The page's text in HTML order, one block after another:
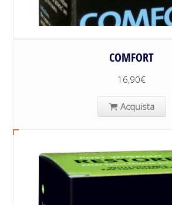
COMFORT
16,90€
Acquista